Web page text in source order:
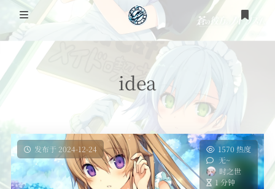
idea
发布于 2024-12-24
1570 热度
无~
时之世
1 分钟